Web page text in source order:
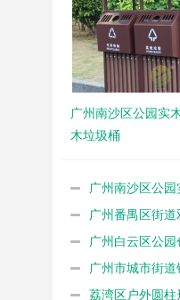
广州南沙区公园实
木垃圾桶
广州南沙区公
广州番禺区街
广州白云区公
广州市城市街
荔湾区户外圆